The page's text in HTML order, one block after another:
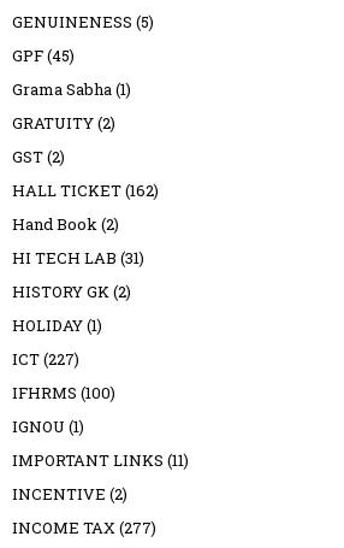
GENUINENESS (5)
GPF(45)
Grama Sabha(1)
GRATUITY(2)
GST(2)
HALL TICKET(162)
Hand Book(2)
HI TECH LAB (31)
HISTORY GK(2)
HOLIDAY(1)
ICT(227)
IFHRMS (100)
IGNOU (1)
IMPORTANT LINKS (11)
INCENTIVE (2)
INCOME TAX(277)